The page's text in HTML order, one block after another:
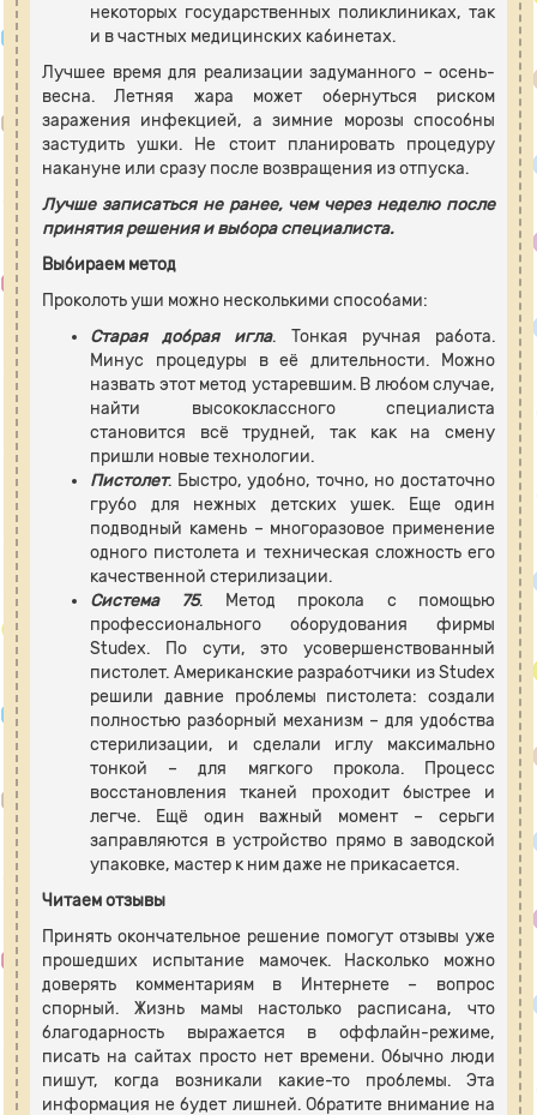
некоторых государственных поликлиниках, так
и в частных медицинских кабинетах.
Лучшее время для реализации задуманного – осень-
весна. Летняя жара может обернуться риском
заражения инфекцией, а зимние морозы способны
застудить ушки. Не стоит планировать процедуру
накануне или сразу после возвращения из отпуска.
Лучше записаться не ранее, чем через неделю после
принятия решения и выбора специалиста.
Выбираем метод
Проколоть уши можно несколькими способами:
Старая добрая игла. Тонкая ручная работа.
Минус процедуры в её длительности. Можно
назвать этот метод устаревшим. В любом случае,
найти высококлассного специалиста
становится всё трудней, так как на смену
пришли новые технологии.
Пистолет. Быстро, удобно, точно, но достаточно
грубо для нежных детских ушек. Еще один
подводный камень – многоразовое применение
одного пистолета и техническая сложность его
качественной стерилизации.
Система 75. Метод прокола с помощью
профессионального оборудования фирмы
Studex. По сути, это усовершенствованный
пистолет. Американские разработчики из Studex
решили давние проблемы пистолета: создали
полностью разборный механизм – для удобства
стерилизации, и сделали иглу максимально
тонкой – для мягкого прокола. Процесс
восстановления тканей проходит быстрее и
легче. Ещё один важный момент – серьги
заправляются в устройство прямо в заводской
упаковке, мастер к ним даже не прикасается.
Читаем отзывы
Принять окончательное решение помогут отзывы уже
прошедших испытание мамочек. Насколько можно
доверять комментариям в Интернете – вопрос
спорный. Жизнь мамы настолько расписана, что
благодарность выражается в оффлайн-режиме,
писать на сайтах просто нет времени. Обычно люди
пишут, когда возникали какие-то проблемы. Эта
информация не будет лишней. Обратите внимание на